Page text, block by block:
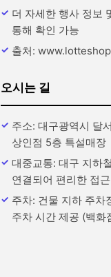
더 자세한 행사 정보
통해 확인 가능
출처:
오시는 길
주소: 대구광역시 달
상인점 5층 특설매장
대중교통: 대구 지하
연결되어 편리한 접
주차: 건물 지하 주
주차 시간 제공 (백화